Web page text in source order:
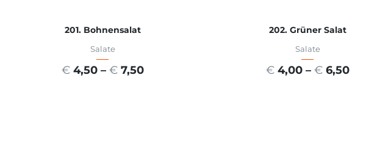
201. Bohnensalat
Salate
€ 4,50 – € 7,50
202. Grüner Salat
Salate
€ 4,00 – € 6,50